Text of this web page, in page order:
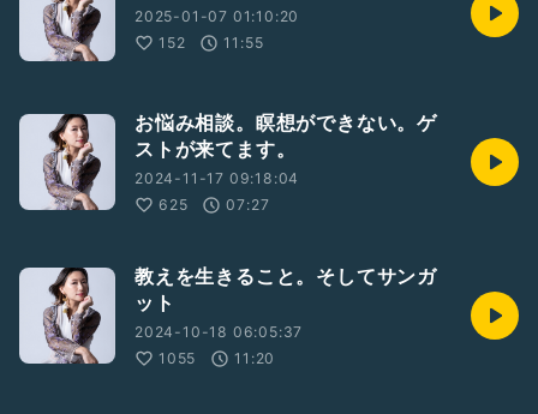
2025-01-07 01:10:20
152
11:55
お悩み相談。瞑想ができない。ゲ
ストが来てます。
2024-11-17 09:18:04
625
07:27
教えを生きること。そしてサンガ
ット
2024-10-18 06:05:37
1055
11:20